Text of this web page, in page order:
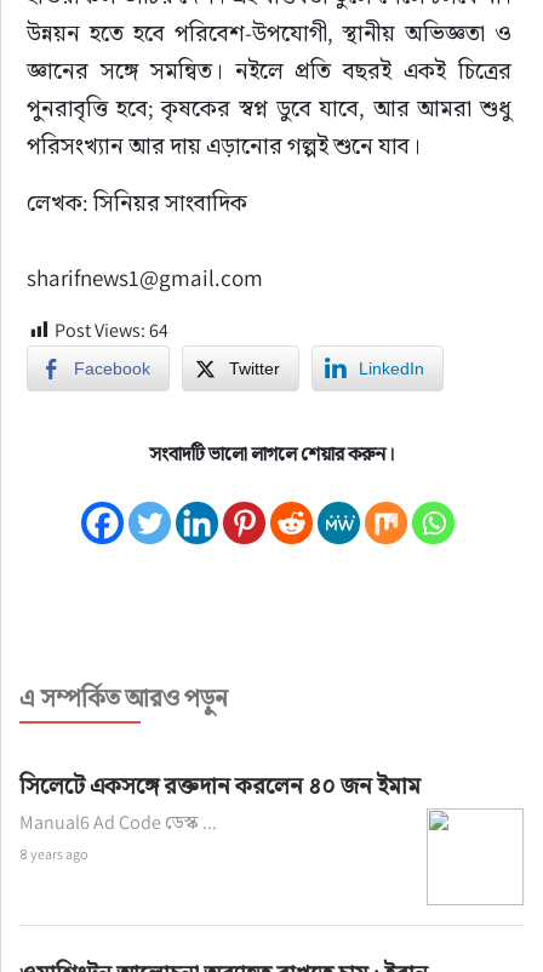
উন্নয়ন হতে হবে পরিবেশ-উপযোগী, স্থানীয় অভিজ্ঞতা ও
জ্ঞানের সঙ্গে সমন্বিত। নইলে প্রতি বছরই একই চিত্রের
পুনরাবৃত্তি হবে; কৃষকের স্বপ্ন ডুবে যাবে, আর আমরা শুধু
পরিসংখ্যান আর দায় এড়ানোর গল্পই শুনে যাব।
লেখক: সিনিয়র সাংবাদিক
sharifnews1@gmail.com
Post Views:64
Facebook Twitter LinkedIn
সংবাদটি ভালো লাগলে শেয়ার করুন।
এ সম্পর্কিত আরও পড়ুন
সিলেটে একসঙ্গে রক্তদান করলেন ৪০ জন ইমাম
Manual6 Ad Code ডেস্ক ...
৪ years ago